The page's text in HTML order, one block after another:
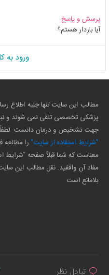
پرسش و پاسخ
آیا باردار هستم؟
ورود به
مطالب این سایت تنها جنبه اطلاع
پزشکی تخصصی تلقی نمی شوند و
جهت تشخیص و درمان دانست. لطفاً
"شرایط استفاده از سایت" را مطالعه
معناست که شما قبلاً صفحه "شرایط
مفاد آن واقفید. نقل مطالب این
بلامانع است
تبادل نظر